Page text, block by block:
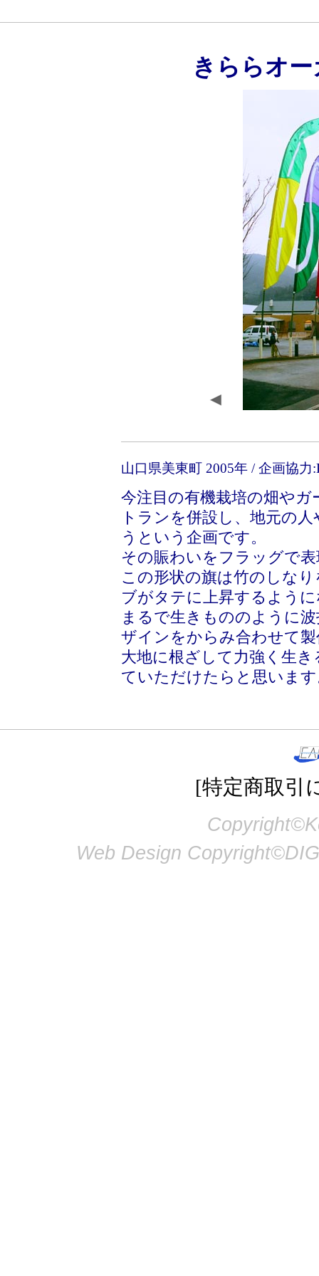
きららオ
山口県美東町 2005年 / 企画協力
今注目の有機栽培の畑や
トランを併設し、地元の
うという企画です。
その賑わいをフラッグで
この形状の旗は竹のしな
ブがタテに上昇するよう
まるで生きもののように
ザインをからみ合わせて
大地に根ざして力強く生
ていただけたらと思いま
[特定商取引
Web Design